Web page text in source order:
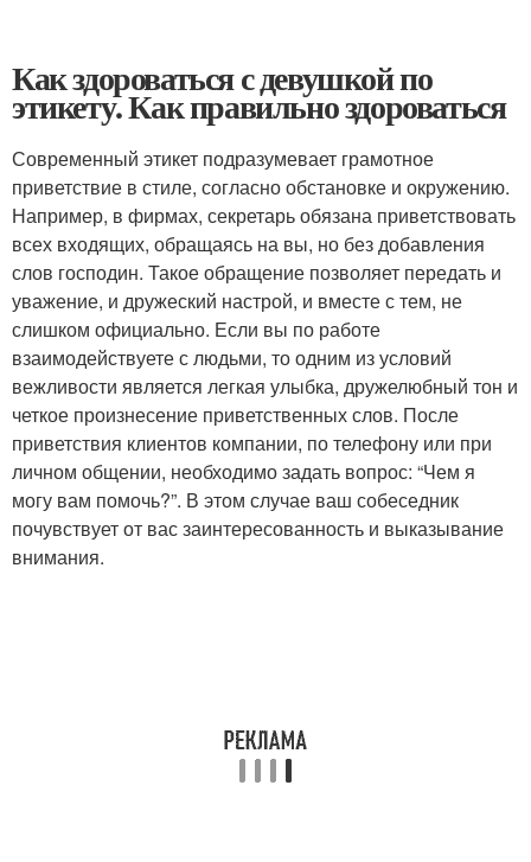
Как здороваться с девушкой по
этикету. Как правильно здороваться
Современный этикет подразумевает грамотное
приветствие в стиле, согласно обстановке и окружению.
Например, в фирмах, секретарь обязана приветствовать
всех входящих, обращаясь на вы, но без добавления
слов господин. Такое обращение позволяет передать и
уважение, и дружеский настрой, и вместе с тем, не
слишком официально. Если вы по работе
взаимодействуете с людьми, то одним из условий
вежливости является легкая улыбка, дружелюбный тон и
четкое произнесение приветственных слов. После
приветствия клиентов компании, по телефону или при
личном общении, необходимо задать вопрос: “Чем я
могу вам помочь?”. В этом случае ваш собеседник
почувствует от вас заинтересованность и выказывание
внимания.